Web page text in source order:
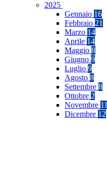
2025
Gennaio 16
Febbraio 21
Marzo 14
Aprile 14
Maggio 8
Giugno 9
Luglio 9
Agosto 8
Settembre 8
Ottobre 2
Novembre 11
Dicembre 12